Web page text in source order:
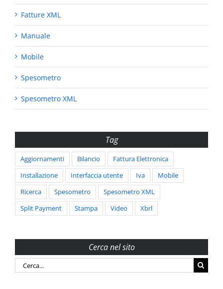
Fatture XML
Manuale
Mobile
Spesometro
Spesometro XML
Tag
Aggiornamenti Bilancio
Fattura Elettronica
Installazione
Interfaccia utente Iva
Mobile
Ricerca
Spesometro
Spesometro XML
Split Payment
Stampa Video Xbrl
Cerca nel sito
Cerca
per: